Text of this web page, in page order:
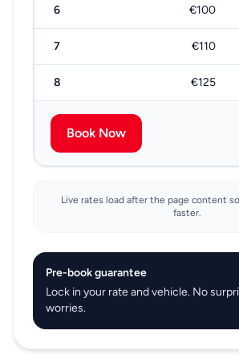
6 €100
7 €110
8 €125
Book Now
Live rates load after the page content
faster.
Pre-book guarantee
Lock in your rate and vehicle. No
worries.